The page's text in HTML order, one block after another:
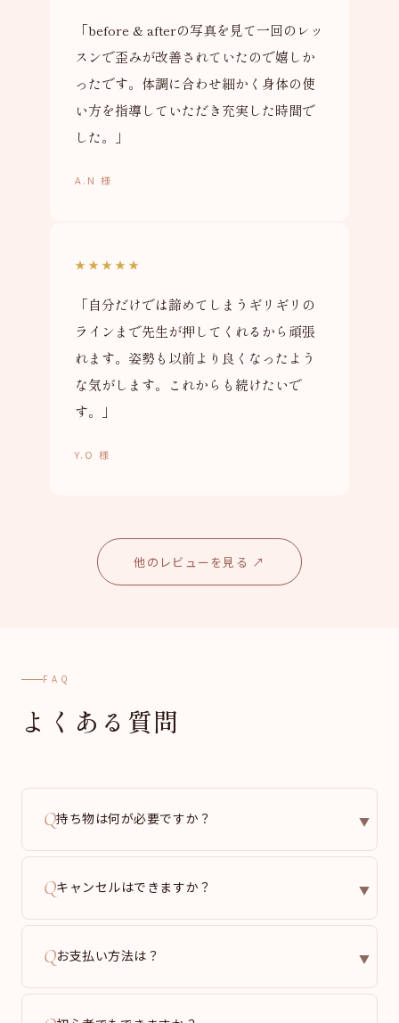
「before & afterの写真を見て一回のレッ
スンで歪みが改善されていたので嬉しか
ったです。体調に合わせ細かく身体の使
い方を指導していただき充実した時間で
した。」
A.N 様
★★★★★
「自分だけでは諦めてしまうギリギリの
ラインまで先生が押してくれるから頑張
れます。姿勢も以前より良くなったよう
な気がします。これからも続けたいで
す。」
Y.O 様
他のレビューを見る ↗
FAQ
よくある質問
Q持ち物は何が必要ですか？ ▼
Qキャンセルはできますか？ ▼
Qお支払い方法は？ ▼